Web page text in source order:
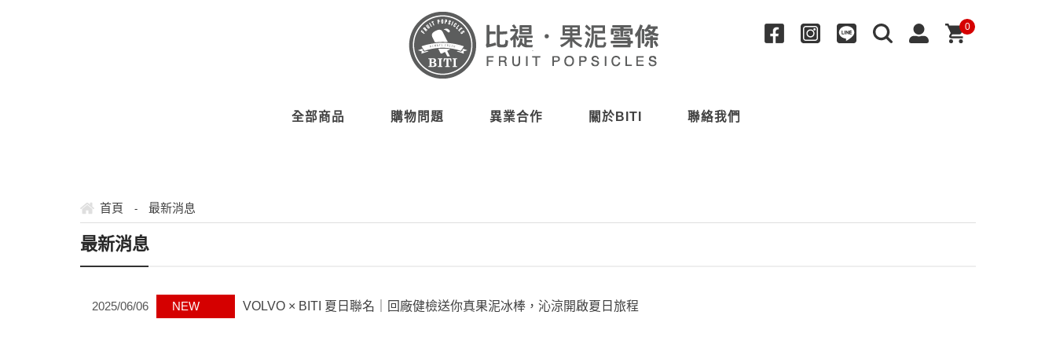
0
全部商品 購物問題 異業合作 關於BITI 聯絡我們
首頁 - 最新消息
最新消息
2025/06/06 NEW VOLVO × BITI 夏日聯名｜回廠健檢送你真果泥冰棒，沁涼開啟夏日旅程